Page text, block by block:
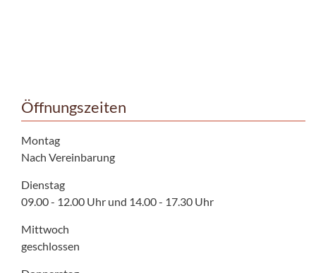
Öffnungszeiten
Montag
Nach Vereinbarung
Dienstag
09.00 - 12.00 Uhr und 14.00 - 17.30 Uhr
Mittwoch
geschlossen